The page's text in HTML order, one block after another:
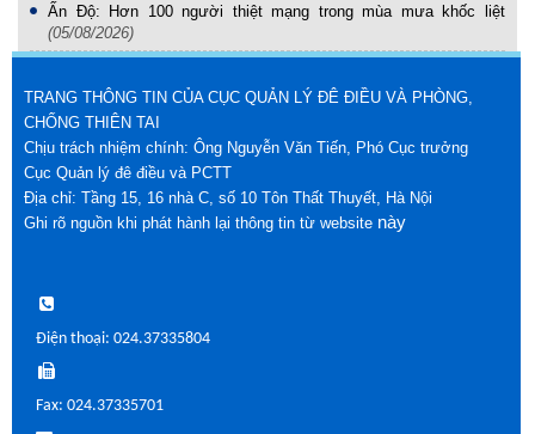
Ấn Độ: Hơn 100 người thiệt mạng trong mùa mưa khốc liệt
(05/08/2026)
TRANG THÔNG TIN CỦA CỤC QUẢN LÝ ĐÊ ĐIỀU VÀ PHÒNG,
CHỐNG THIÊN TAI
Chịu trách nhiệm chính: Ông Nguyễn Văn Tiến, Phó Cục trưởng
Cục Quản lý đê điều và PCTT
Địa chỉ: Tầng 15, 16 nhà C, số 10 Tôn Thất Thuyết, Hà Nội
Ghi rõ nguồn khi phát hành lại thông tin từ website này
Điện thoại: 024.37335804
Fax: 024.37335701